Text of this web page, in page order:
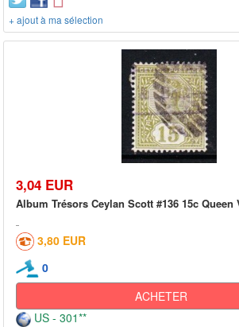
+ ajout à ma sélection
3,04 EUR
Album Trésors Ceylan Scott #136 15c Queen
3,80 EUR
0
ACHETER
US - 301**